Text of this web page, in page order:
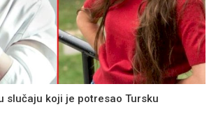
slučaju koji je potresao Tursku